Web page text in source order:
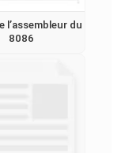
l’assembleur du
8086